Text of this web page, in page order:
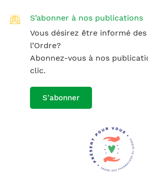
S’abonner à nos publications
Vous désirez être informé
l’Ordre?
Abonnez-vous à nos
clic.
S'abonner